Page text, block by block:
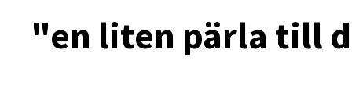
"en liten pärla till